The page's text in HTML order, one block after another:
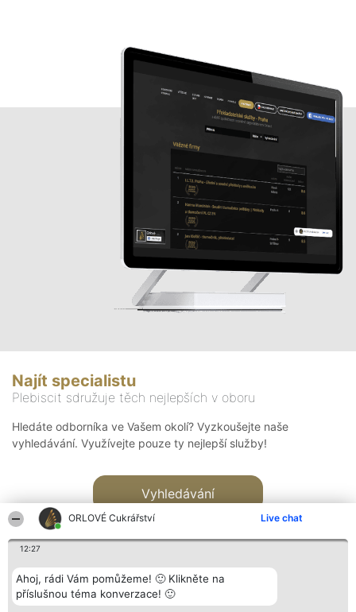
ORLOVÉ Cukrářství Live chat
12:27
Ahoj, rádi Vám pomůžeme! 🙂 Klikněte na
příslušnou téma konverzace! 🙂
Najít specialistu
Plebiscit sdružuje těch nejlepších v oboru
Hledáte odborníka ve Vašem okolí? Vyzkoušejte naše
vyhledávání. Využívejte pouze ty nejlepší služby!
Vyhledávání